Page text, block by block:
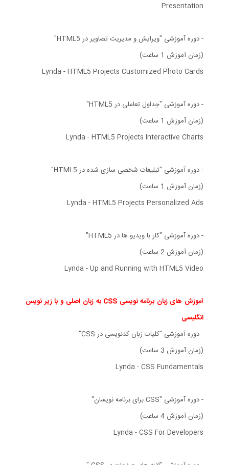
Presentation
- دوره آموزشی "ویرایش و مدیریت تصاویر در HTML5"
(زمان آموزش 1 ساعت)
Lynda - HTML5 Projects Customized Photo Cards
- دوره آموزشی "جداول تعاملی در HTML5"
(زمان آموزش 1 ساعت)
Lynda - HTML5 Projects Interactive Charts
- دوره آموزشی "تبلیغات شخصی سازی شده در HTML5"
(زمان آموزش 1 ساعت)
Lynda - HTML5 Projects Personalized Ads
- دوره آموزشی "کار با ویدیو ها در HTML5"
(زمان آموزش 2 ساعت)
Lynda - Up and Running with HTML5 Video
آموزش های زبان برنامه نویسی CSS به زبان اصلی و با زیر نویس
انگلیسی
- دوره آموزشی "کلیات زبان کدنویسی در CSS"
(زمان آموزش 3 ساعت)
Lynda - CSS Fundamentals
- دوره آموزشی "CSS برای برنامه نویسان"
(زمان آموزش 4 ساعت)
Lynda - CSS For Developers